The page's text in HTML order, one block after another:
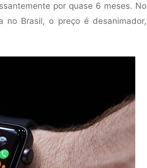
por quase 6 meses. No
no Brasil, o preço é desanimador,